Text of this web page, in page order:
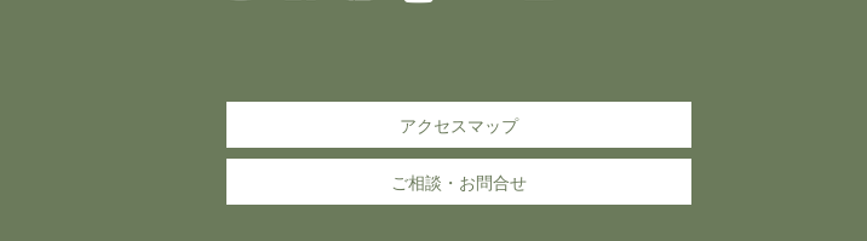
アクセスマップ
ご相談・お問合せ